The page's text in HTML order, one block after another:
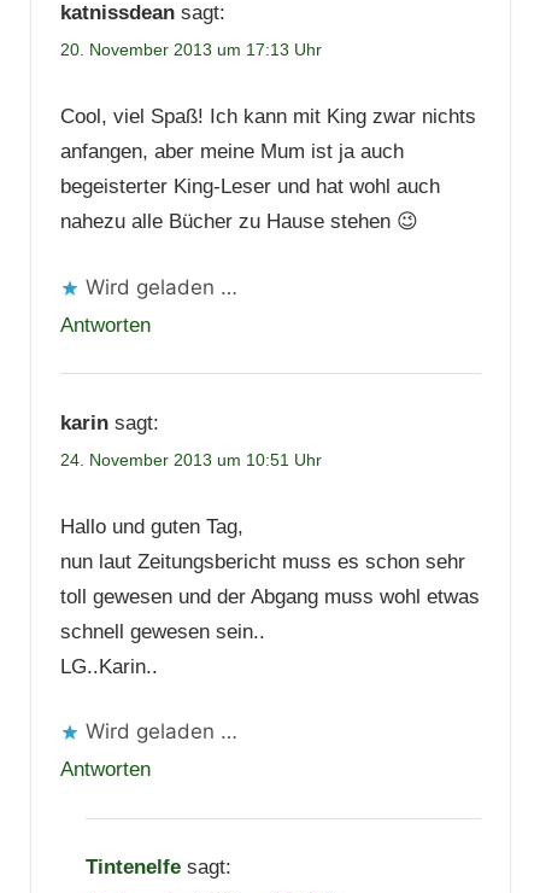
katnissdean sagt:
20. November 2013 um 17:13 Uhr
Cool, viel Spaß! Ich kann mit King zwar nichts
anfangen, aber meine Mum ist ja auch
begeisterter King-Leser und hat wohl auch
nahezu alle Bücher zu Hause stehen 😉
Wird geladen …
Antworten
karin sagt:
24. November 2013 um 10:51 Uhr
Hallo und guten Tag,
nun laut Zeitungsbericht muss es schon sehr
toll gewesen und der Abgang muss wohl etwas
schnell gewesen sein..
LG..Karin..
Wird geladen …
Antworten
Tintenelfe sagt: